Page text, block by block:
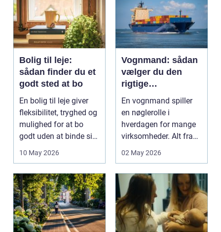
Bolig til leje:
sådan finder du et
godt sted at bo
En bolig til leje giver
fleksibilitet, tryghed og
mulighed for at bo
godt uden at binde sig
ø...
10 May 2026
Vognmand: sådan
vælger du den
rigtige
samarbejdspartner
En vognmand spiller
en nøglerolle i
hverdagen for mange
virksomheder. Alt fra
byggematerialer...
02 May 2026